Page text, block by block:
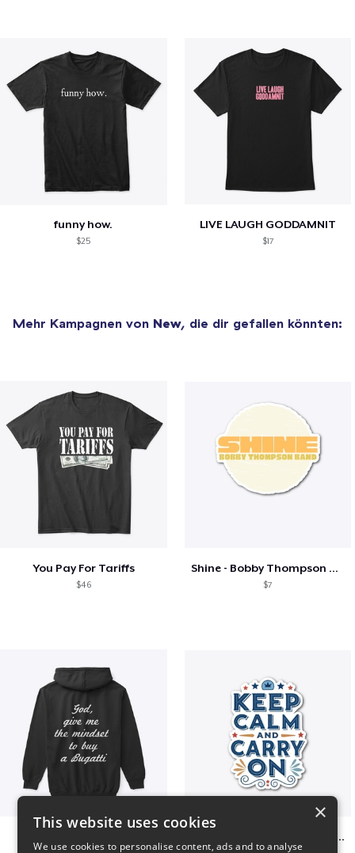
funny how.
$25
LIVE LAUGH GODDAMNIT
$17
Mehr Kampagnen von New, die dir gefallen könnten:
You Pay For Tariffs
$46
Shine - Bobby Thompson Band Merch
$7
Keep Calm and Carry On – T-Shirt
×
This website uses cookies
We use cookies to personalise content, ads and to analyse